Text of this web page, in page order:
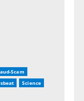
Scam
Science